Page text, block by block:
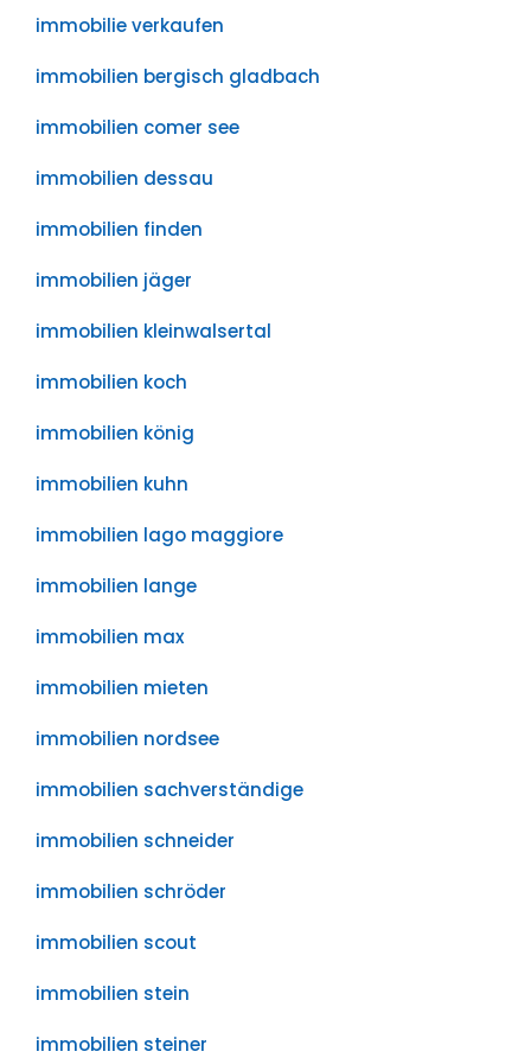
immobilie verkaufen
immobilien bergisch gladbach
immobilien comer see
immobilien dessau
immobilien finden
immobilien jäger
immobilien kleinwalsertal
immobilien koch
immobilien könig
immobilien kuhn
immobilien lago maggiore
immobilien lange
immobilien max
immobilien mieten
immobilien nordsee
immobilien sachverständige
immobilien schneider
immobilien schröder
immobilien scout
immobilien stein
immobilien steiner